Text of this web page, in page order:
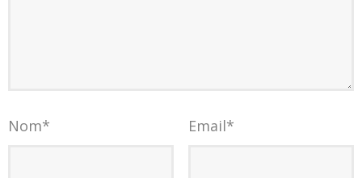
Nom* Email*